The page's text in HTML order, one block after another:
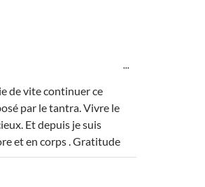
de vite continuer ce
par le tantra. Vivre le
Et depuis je suis
et en corps . Gratitude
...